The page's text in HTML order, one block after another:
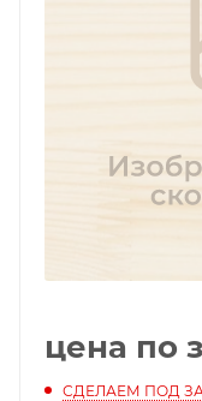
цена по
СДЕЛАЕМ ПОД